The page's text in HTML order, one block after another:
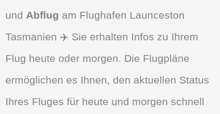
und Abflug am Flughafen Launceston
Tasmanien ✈️ Sie erhalten Infos zu Ihrem
Flug heute oder morgen. Die Flugpläne
ermöglichen es Ihnen, den aktuellen Status
Ihres Fluges für heute und morgen schnell